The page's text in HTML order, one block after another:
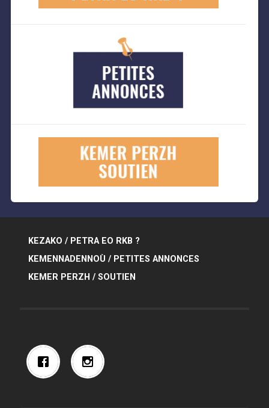
KEZAKO / PETRA EO RKB ?
KEMENNADENNOÙ / PETITES ANNONCES
KEMER PERZH / SOUTIEN